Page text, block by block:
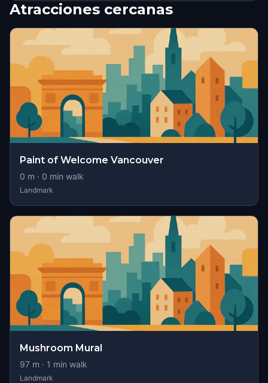
Atracciones cercanas
Paint of Welcome Vancouver
0 m · 0 min walk
Landmark
Mushroom Mural
97 m · 1 min walk
Landmark